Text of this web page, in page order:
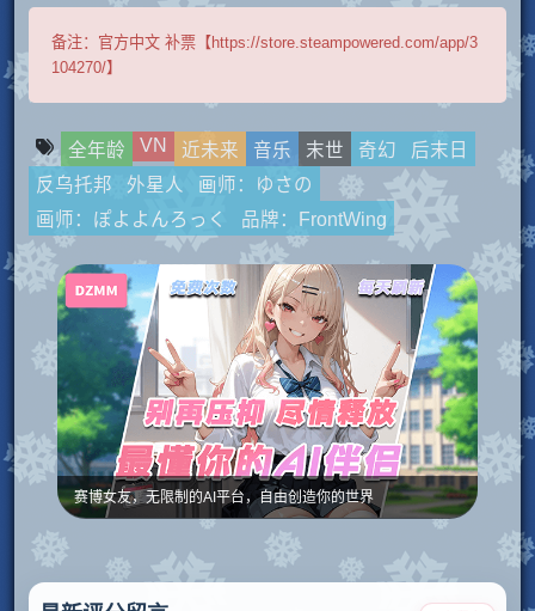
备注： 官方中文 补票【https://store.steampowered.com/app/3
104270/】
全年龄 VN 近未来 音乐 末世 奇幻
后末日
反乌托邦
外星人
画师：ゆさの
画师：ぽよよんろっく
品牌：FrontWing
赛博女友，无限制的AI平台，自由创造你的世界